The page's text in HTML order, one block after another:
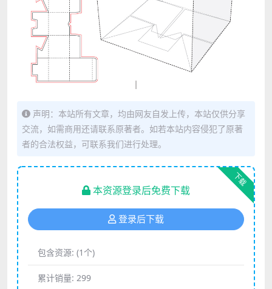
声明：本站所有文章，均由网友自发上传，本站仅供分享
交流，如需商用还请联系原著者。如若本站内容侵犯了原著
者的合法权益，可联系我们进行处理。
下载
本资源登录后免费下载
登录后下载
包含资源: (1个)
累计销量: 299